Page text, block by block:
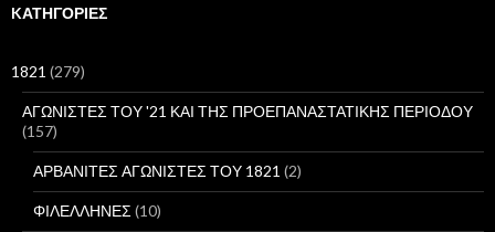
ή
σ
KΑΤΗΓΟΡΊΕΣ
1821 (279)
ΑΓΩΝΙΣΤΕΣ ΤΟΥ '21 ΚΑΙ ΤΗΣ ΠΡΟΕΠΑΝΑΣΤΑΤΙΚΗΣ ΠΕΡΙΟΔΟΥ
(157)
ΑΡΒΑΝΙΤΕΣ ΑΓΩΝΙΣΤΕΣ ΤΟΥ 1821 (2)
ΦΙΛΕΛΛΗΝΕΣ (10)